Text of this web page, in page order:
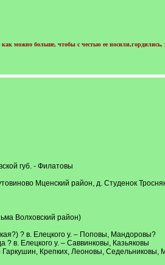
можно больше, чтобы с честью ее
губ. - Филатовы
Мценский район, д. Студенок
Волховский район)
? в. Елецкого у. – Поповы, Мандоровы?
в. Елецкого у. – Саввинковы, Казьяковы
Крепких, Леоновы, Седельниковы,